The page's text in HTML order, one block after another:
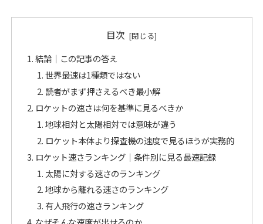
目次
結論｜この記事の答え
世界最速は1種類ではない
読者がまず押さえるべき最小解
ロケットの速さは何を基準に見るべきか
地球相対と太陽相対では意味が違う
ロケット本体より探査機の速度で見るほうが実務的
ロケット速さランキング｜条件別に見る最速記録
太陽に対する速さのランキング
地球から離れる速さのランキング
有人飛行の速さランキング